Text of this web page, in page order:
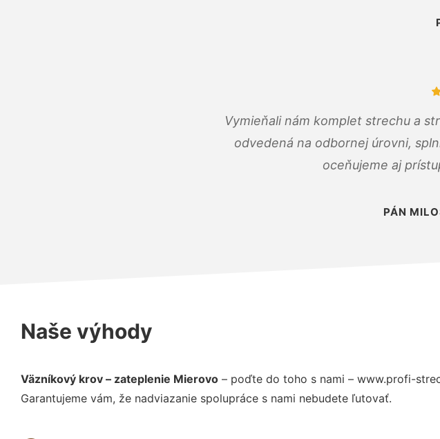
Vymieňali nám komplet strechu a
odvedená na odbornej úrovni,
oceňujeme aj
PÁN
Naše výhody
Väzníkový krov – zateplenie Mierovo – poďte do toho s nami – www.profi-
Garantujeme vám, že nadviazanie spolupráce s nami nebudete ľutovať.